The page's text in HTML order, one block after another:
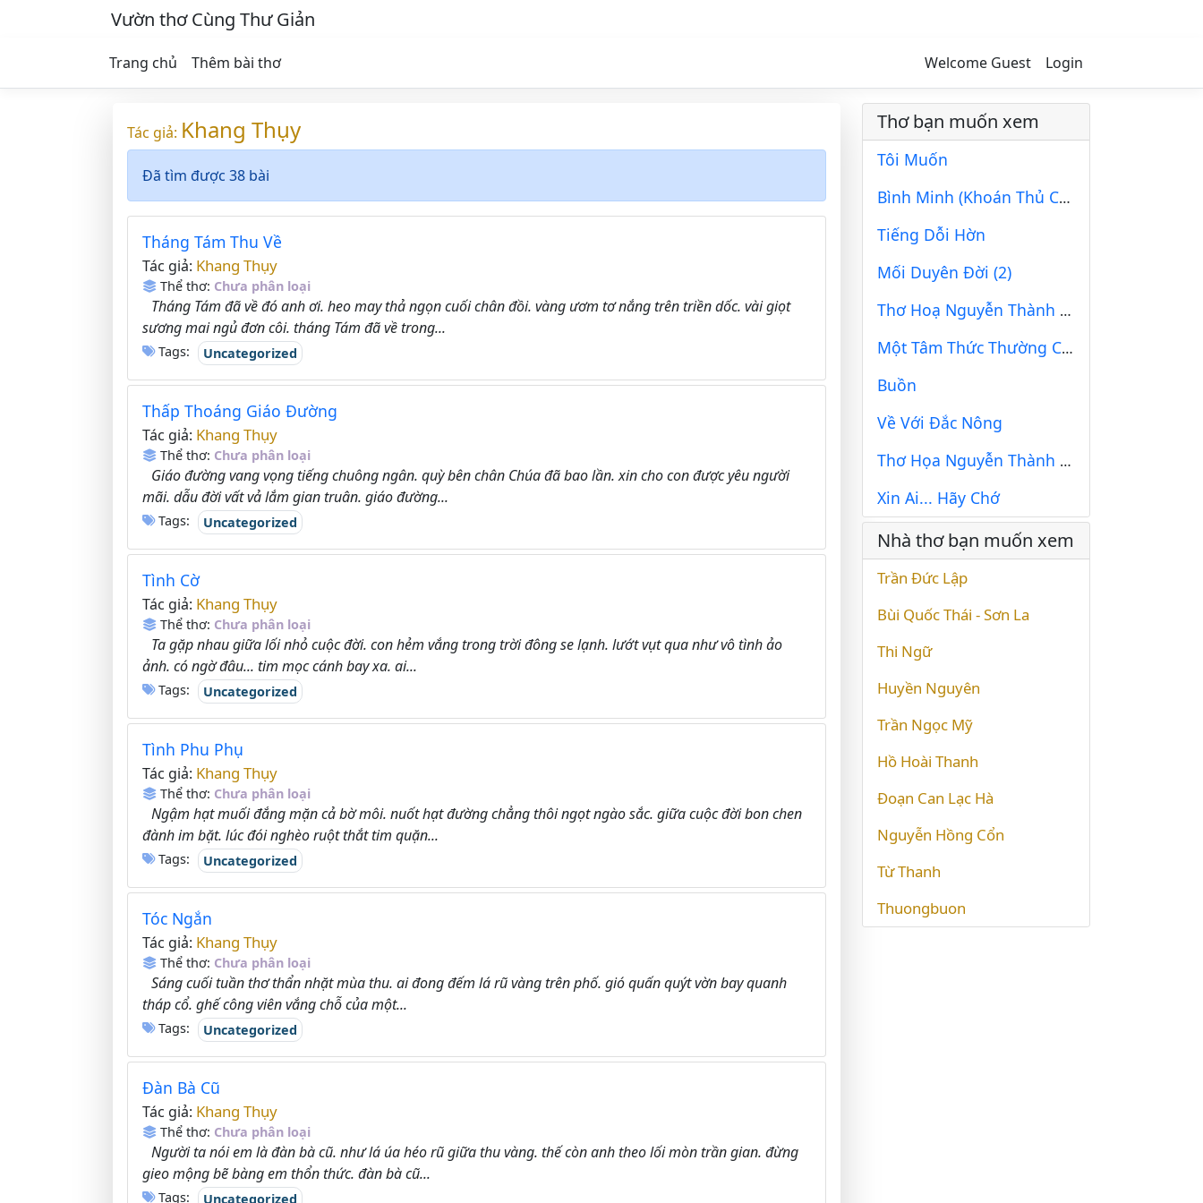
Vườn thơ Cùng Thư Giản
Trang chủ Thêm bài thơ Welcome Guest Login
Tác giả: Khang Thụy
Đã tìm được 38 bài
Tháng Tám Thu Về
Tác giả: Khang Thụy
Thể thơ: Chưa phân loại
Tháng Tám đã về đó anh ơi. heo may thả ngọn cuối chân đồi. vàng ươm tơ nắng trên triền dốc. vài giọt
sương mai ngủ đơn côi. tháng Tám đã về trong...
Tags: Uncategorized
Thấp Thoáng Giáo Đường
Tác giả: Khang Thụy
Thể thơ: Chưa phân loại
Giáo đường vang vọng tiếng chuông ngân. quỳ bên chân Chúa đã bao lần. xin cho con được yêu người
mãi. dẫu đời vất vả lắm gian truân. giáo đường...
Tags: Uncategorized
Tình Cờ
Tác giả: Khang Thụy
Thể thơ: Chưa phân loại
Ta gặp nhau giữa lối nhỏ cuộc đời. con hẻm vắng trong trời đông se lạnh. lướt vụt qua như vô tình ảo
ảnh. có ngờ đâu... tim mọc cánh bay xa. ai...
Tags: Uncategorized
Tình Phu Phụ
Tác giả: Khang Thụy
Thể thơ: Chưa phân loại
Ngậm hạt muối đắng mặn cả bờ môi. nuốt hạt đường chẳng thôi ngọt ngào sắc. giữa cuộc đời bon chen
đành im bặt. lúc đói nghèo ruột thắt tim quặn...
Tags: Uncategorized
Tóc Ngắn
Tác giả: Khang Thụy
Thể thơ: Chưa phân loại
Sáng cuối tuần thơ thẩn nhặt mùa thu. ai đong đếm lá rũ vàng trên phố. gió quấn quýt vờn bay quanh
tháp cổ. ghế công viên vắng chỗ của một...
Tags: Uncategorized
Đàn Bà Cũ
Tác giả: Khang Thụy
Thể thơ: Chưa phân loại
Người ta nói em là đàn bà cũ. như lá úa héo rũ giữa thu vàng. thế còn anh theo lối mòn trần gian. đừng
gieo mộng bẽ bàng em thổn thức. đàn bà cũ...
Tags: Uncategorized
Thơ bạn muốn xem
Tôi Muốn
Bình Minh (Khoán Thủ Chiết Tự)
Tiếng Dỗi Hờn
Mối Duyên Đời (2)
Thơ Hoạ Nguyễn Thành Sáng & Tam Muội (1880)
Một Tâm Thức Thường Cố Định Giống Như Chân Không
Buồn
Về Với Đắc Nông
Thơ Họa Nguyễn Thành Sáng & Tam Muội (136)
Xin Ai... Hãy Chớ
Nhà thơ bạn muốn xem
Trần Đức Lập
Bùi Quốc Thái - Sơn La
Thi Ngữ
Huyền Nguyên
Trần Ngọc Mỹ
Hồ Hoài Thanh
Đoạn Can Lạc Hà
Nguyễn Hồng Cổn
Từ Thanh
Thuongbuon